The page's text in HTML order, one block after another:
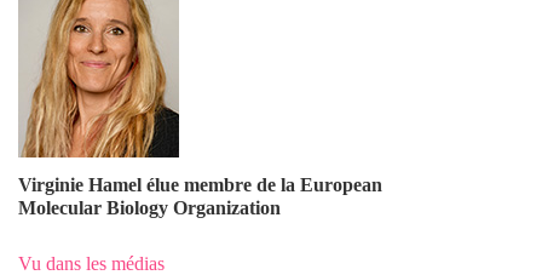
Virginie Hamel élue membre de la European
Molecular Biology Organization
Vu dans les médias